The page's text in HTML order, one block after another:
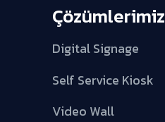
Çözümlerimiz
Digital Signage
Self Service Kiosk
Video Wall